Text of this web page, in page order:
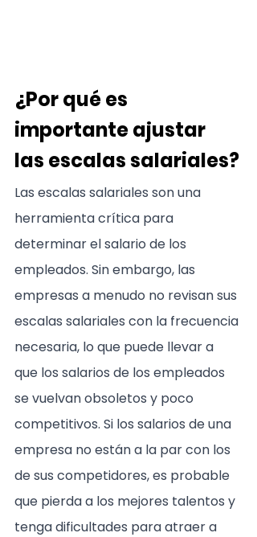
¿Por qué es
importante ajustar
las escalas salariales?
Las escalas salariales son una
herramienta crítica para
determinar el salario de los
empleados. Sin embargo, las
empresas a menudo no revisan sus
escalas salariales con la frecuencia
necesaria, lo que puede llevar a
que los salarios de los empleados
se vuelvan obsoletos y poco
competitivos. Si los salarios de una
empresa no están a la par con los
de sus competidores, es probable
que pierda a los mejores talentos y
tenga dificultades para atraer a